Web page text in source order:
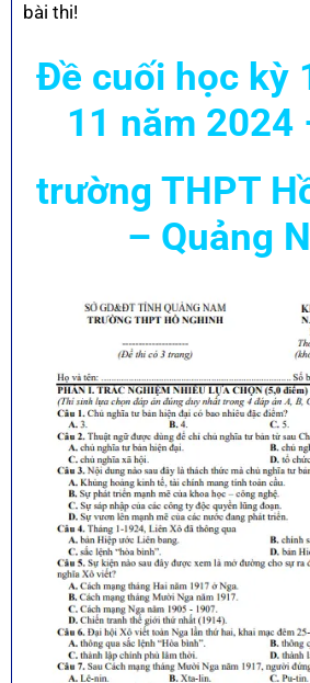
bài thi!
Đề cuối học kỳ
11 năm 2024
trường THPT
– Quảng